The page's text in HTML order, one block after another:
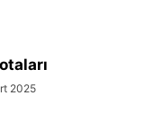
2025